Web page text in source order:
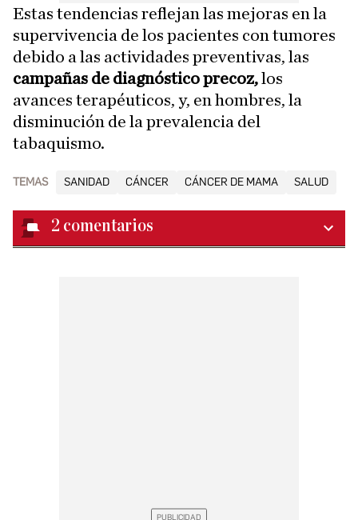
Estas tendencias reflejan las mejoras en la
supervivencia de los pacientes con tumores
debido a las actividades preventivas, las
campañas de diagnóstico precoz,los
avances terapéuticos, y, en hombres, la
disminución de la prevalencia del
tabaquismo.
TEMAS SANIDAD CÁNCER CÁNCER DE MAMA SALUD
2 comentarios